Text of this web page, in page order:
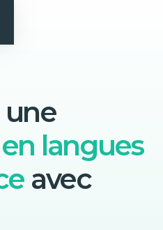
une
langues
avec